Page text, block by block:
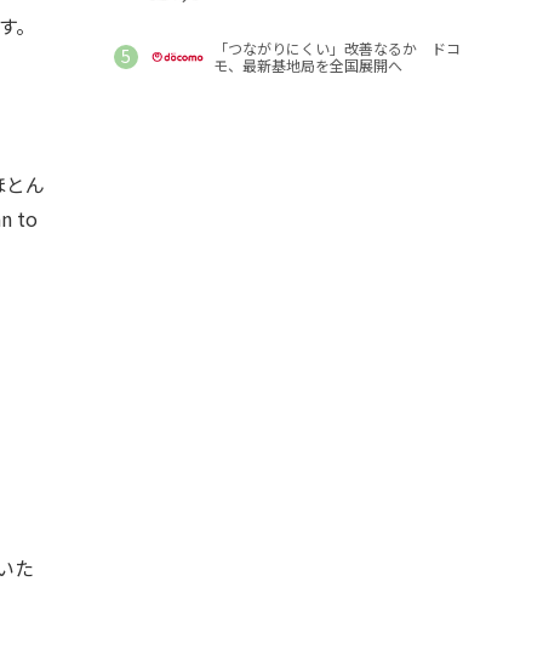
ん
to
た
「つながりにくい」改善なるか ドコ
モ、最新基地局を全国展開へ